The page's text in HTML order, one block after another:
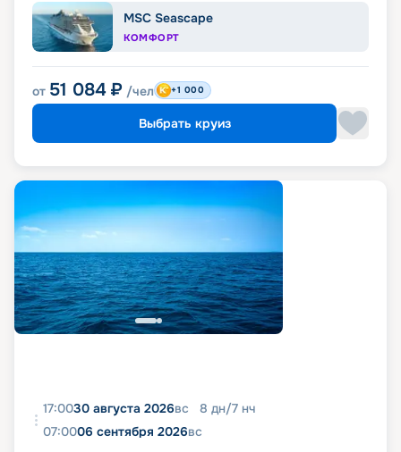
MSC Seascape
КОМФОРТ
от 51 084 ₽ /чел +1 000
Выбрать круиз
17:0030 августа 2026вс 8 дн/7 нч
07:0006 сентября 2026вс